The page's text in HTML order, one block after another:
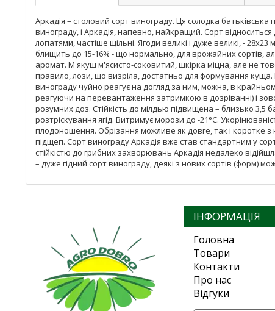
Аркадія – столовий сорт винограду. Ця солодка
винограду, і Аркадія, напевно, найкращий. Сорт відноситься
лопатями, частіше щільні. Ягоди великі і дуже великі, -
блищить до 15-16% - що нормально, для врожайних сортів,
аромат. М'якуш м'ясисто-соковитий, шкірка міцна, але не
правило, лози, що визріла, достатньо для формування куща.
винограду чуйно реагує на догляд за ним, можна, в
реагуючи на перевантаження затримкою в дозріванні) і
розумних доз. Стійкість до мілдью підвищена – близько 3,5
розтріскування ягід. Витримує морози до -21°С.
плодоношення. Обрізання можливе як довге, так і коротке
підщеп. Сорт винограду Аркадія вже став стандартним у
стійкістю до грибних захворювань Аркадія недалеко
– дуже гідний сорт винограду, деякі з нових сортів (форм)
ІНФОРМАЦІЯ
Головна
Товари
Контакти
Про нас
Відгуки